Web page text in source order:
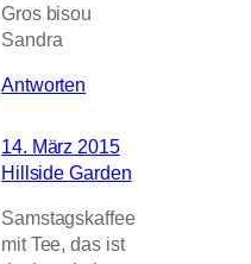
Gros bisou
Sandra
Antworten
14. März 2015
Hillside Garden
Samstagskaffee
mit Tee, das ist